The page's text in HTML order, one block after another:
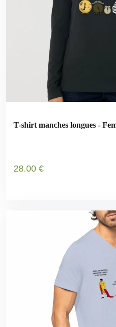
T-shirt manches longues -
28.00 €